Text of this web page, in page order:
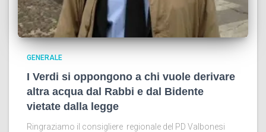
GENERALE
I Verdi si oppongono a chi vuole derivare
altra acqua dal Rabbi e dal Bidente
vietate dalla legge
Ringraziamo il consigliere regionale del PD Valbonesi